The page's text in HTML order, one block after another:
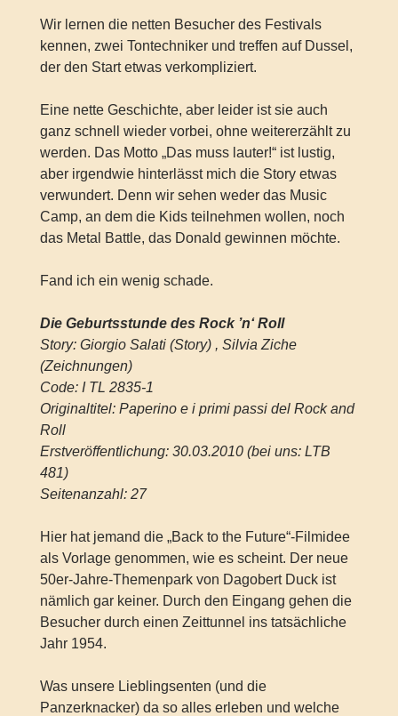
Wir lernen die netten Besucher des Festivals
kennen, zwei Tontechniker und treffen auf Dussel,
der den Start etwas verkompliziert.
Eine nette Geschichte, aber leider ist sie auch
ganz schnell wieder vorbei, ohne weitererzählt zu
werden. Das Motto „Das muss lauter!“ ist lustig,
aber irgendwie hinterlässt mich die Story etwas
verwundert. Denn wir sehen weder das Music
Camp, an dem die Kids teilnehmen wollen, noch
das Metal Battle, das Donald gewinnen möchte.
Fand ich ein wenig schade.
Die Geburtsstunde des Rock ’n‘ Roll
Story: Giorgio Salati (Story) , Silvia Ziche
(Zeichnungen)
Code: I TL 2835-1
Originaltitel: Paperino e i primi passi del Rock and
Roll
Erstveröffentlichung: 30.03.2010 (bei uns: LTB
481)
Seitenanzahl: 27
Hier hat jemand die „Back to the Future“-Filmidee
als Vorlage genommen, wie es scheint. Der neue
50er-Jahre-Themenpark von Dagobert Duck ist
nämlich gar keiner. Durch den Eingang gehen die
Besucher durch einen Zeittunnel ins tatsächliche
Jahr 1954.
Was unsere Lieblingsenten (und die
Panzerknacker) da so alles erleben und welche